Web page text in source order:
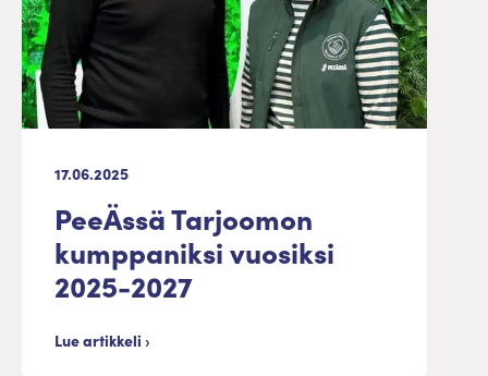
17.06.2025
PeeÄssä Tarjoomon
kumppaniksi vuosiksi
2025-2027
Lue artikkeli ›